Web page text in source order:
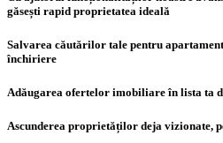
găsești rapid proprietatea ideală
Salvarea căutărilor tale pentru
închiriere
Adăugarea ofertelor imobiliare în lista ta
Ascunderea proprietăților deja vizionate,